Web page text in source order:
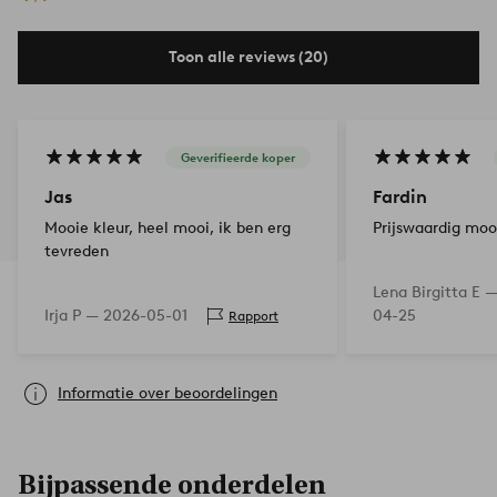
Toon alle reviews (20)
Geverifieerde koper
Jas
Mooie kleur, heel mooi, ik ben erg
tevreden
Irja P — 2026-05-01 Rapport
Fardin
Prijswaardig
Lena Birgitta E
04-25
Informatie over beoordelingen
Bijpassende onderdelen